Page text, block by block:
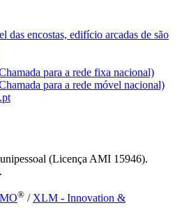
das encostas, edifício arcadas de são
para a rede fixa nacional)
para a rede móvel nacional)
(Licença AMI 15946).
® / XLM - Innovation &